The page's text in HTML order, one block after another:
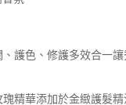
護色、修護多效合一
精華添加於金緻護髮